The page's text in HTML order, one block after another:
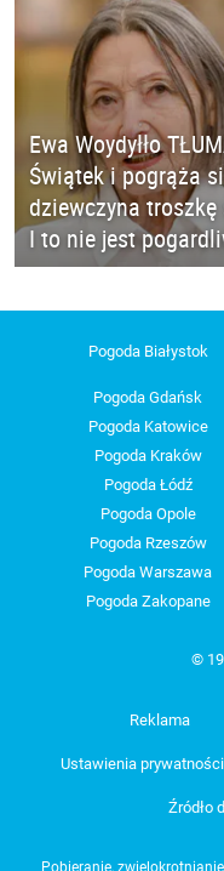
Ewa Woydyłło
Świątek i pogrąża
dziewczyna
I to nie jest
Pogoda Białystok
Pogoda Gdańsk
Pogoda Katowice
Pogoda Kraków
Pogoda Łódź
Pogoda Opole
Pogoda Rzeszów
Pogoda Warszawa
Pogoda Zakopane
©
Reklama
Ustawienia prywatności
Źródło
Pobieranie,